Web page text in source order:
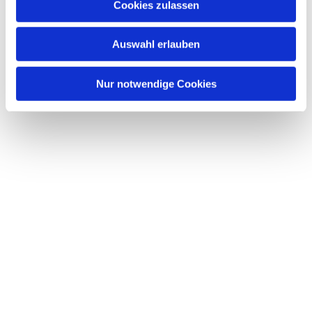
Cookies zulassen
Auswahl erlauben
Nur notwendige Cookies